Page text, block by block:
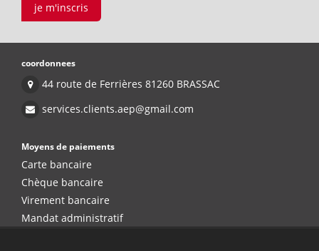
je m'inscris
coordonnees
44 route de Ferrières 81260 BRASSAC
services.clients.aep@gmail.com
Moyens de paiements
Carte bancaire
Chèque bancaire
Virement bancaire
Mandat administratif